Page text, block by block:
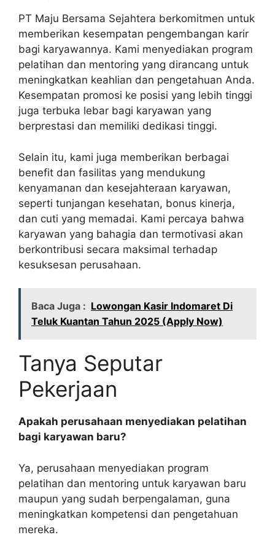
PT Maju Bersama Sejahtera berkomitmen untuk
memberikan kesempatan pengembangan karir
bagi karyawannya. Kami menyediakan program
pelatihan dan mentoring yang dirancang untuk
meningkatkan keahlian dan pengetahuan Anda.
Kesempatan promosi ke posisi yang lebih tinggi
juga terbuka lebar bagi karyawan yang
berprestasi dan memiliki dedikasi tinggi.
Selain itu, kami juga memberikan berbagai
benefit dan fasilitas yang mendukung
kenyamanan dan kesejahteraan karyawan,
seperti tunjangan kesehatan, bonus kinerja,
dan cuti yang memadai. Kami percaya bahwa
karyawan yang bahagia dan termotivasi akan
berkontribusi secara maksimal terhadap
kesuksesan perusahaan.
Baca Juga : Lowongan Kasir Indomaret Di
Teluk Kuantan Tahun 2025 (Apply Now)
Tanya Seputar
Pekerjaan
Apakah perusahaan menyediakan pelatihan
bagi karyawan baru?
Ya, perusahaan menyediakan program
pelatihan dan mentoring untuk karyawan baru
maupun yang sudah berpengalaman, guna
meningkatkan kompetensi dan pengetahuan
mereka.